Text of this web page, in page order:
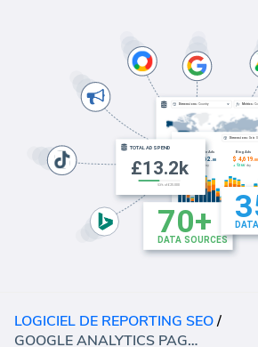
LOGICIEL DE REPORTING SEO/
GOOGLE ANALYTICS PAGES D'ATTERRISSAGE